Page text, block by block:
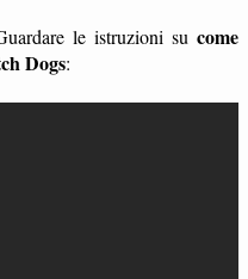
le istruzioni su come
Dogs: